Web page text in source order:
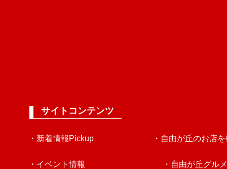
サイトコンテンツ
・新着情報Pickup
・イベント情報
・自由が丘のお店
・自由が丘グルメ